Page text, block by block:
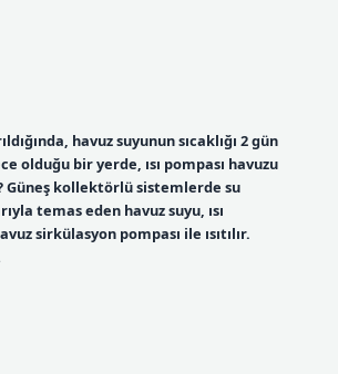
havuz suyunun sıcaklığı 2 gün
olduğu bir yerde, ısı pompası havuzu
Güneş kollektörlü sistemlerde su
temas eden havuz suyu, ısı
sirkülasyon pompası ile ısıtılır.